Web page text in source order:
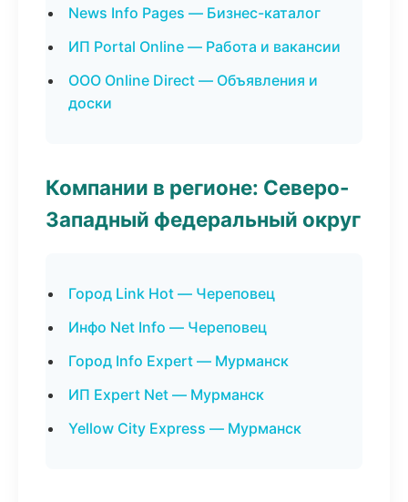
News Info Pages — Бизнес-каталог
ИП Portal Online — Работа и вакансии
ООО Online Direct — Объявления и
доски
Компании в регионе: Северо-
Западный федеральный округ
Город Link Hot — Череповец
Инфо Net Info — Череповец
Город Info Expert — Мурманск
ИП Expert Net — Мурманск
Yellow City Express — Мурманск